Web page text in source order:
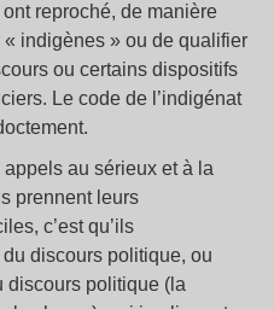
reproché, de manière
indigènes » ou de qualifier
ou certains dispositifs
Le code de l’indigénat
au sérieux et à la
prennent leurs
c’est qu’ils
discours politique, ou
discours politique (la